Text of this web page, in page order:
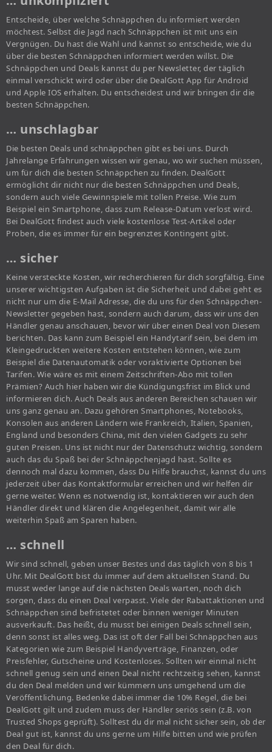
Entscheide, über welche Schnäppchen du informiert werden
möchtest. Selbst die Jagd nach Schnäppchen ist mit uns ein
Vergnügen. Du hast die Wahl und kannst so entscheide, wie du
über die besten Schnäppchen informiert werden willst. Die
Schnäppchen und Deals kannst du per Newsletter, der täglich
einmal verschickt wird oder über die DealGott App für Android
und Apple IOS erhalten. Du entscheidest und wir bringen dir die
besten Schnäppchen.
… unschlagbar
Die besten Deals und schnäppchen gibt es bei uns. Durch
Jahrelange Erfahrungen wissen wir genau, wo wir suchen müssen,
um für dich die besten Schnäppchen zu finden. DealGott
ermöglicht dir nicht nur die besten Schnäppchen und Deals,
sondern auch viele Gewinnspiele mit tollen Preise. Wie zum
Beispiel ein Smartphone, dass zum Release-Datum verlost wird.
Bei DealGott findest auch viele kostenlose Test-Artikel oder
Proben, die es immer für ein begrenztes Kontingent gibt.
… sicher
Keine versteckte Kosten, wir recherchieren für dich sorgfältig. Eine
unserer wichtigsten Aufgaben ist die Sicherheit und dabei geht es
nicht nur um die E-Mail Adresse, die du uns für den Schnäppchen-
Newsletter gegeben hast, sondern auch darum, dass wir uns den
Händler genau anschauen, bevor wir über einen Deal von Diesem
berichten. Das kann zum Beispiel ein Handytarif sein, bei dem im
Kleingedruckten weitere Kosten entstehen können, wie zum
Beispiel die Datenautomatik oder voraktivierte Optionen bei
Tarifen. Wie wäre es mit einem Zeitschriften-Abo mit tollen
Prämien? Auch hier haben wir die Kündigungsfrist im Blick und
informieren dich. Auch Deals aus anderen Bereichen schauen wir
uns ganz genau an. Dazu gehören Smartphones, Notebooks,
Konsolen aus anderen Ländern wie Frankreich, Italien, Spanien,
England und besonders China, mit den vielen Gadgets zu sehr
guten Preisen. Uns ist nicht nur der Datenschutz wichtig, sondern
auch das du Spaß bei der Schnäppchenjagd hast. Sollte es
dennoch mal dazu kommen, dass Du Hilfe brauchst, kannst du uns
jederzeit über das Kontaktformular erreichen und wir helfen dir
gerne weiter. Wenn es notwendig ist, kontaktieren wir auch den
Händler direkt und klären die Angelegenheit, damit wir alle
weiterhin Spaß am Sparen haben.
… schnell
Wir sind schnell, geben unser Bestes und das täglich von 8 bis 1
Uhr. Mit DealGott bist du immer auf dem aktuellsten Stand. Du
musst weder lange auf die nächsten Deals warten, noch dich
sorgen, dass du einen Deal verpasst. Viele der Rabattaktionen und
Schnäppchen sind befristetet oder binnen weniger Minuten
ausverkauft. Das heißt, du musst bei einigen Deals schnell sein,
denn sonst ist alles weg. Das ist oft der Fall bei Schnäppchen aus
Kategorien wie zum Beispiel Handyverträge, Finanzen, oder
Preisfehler, Gutscheine und Kostenloses. Sollten wir einmal nicht
schnell genug sein und einen Deal nicht rechtzeitig sehen, kannst
du den Deal melden und wir kümmern uns umgehend um die
Veröffentlichung. Bedenke dabei immer die 10% Regel, die bei
DealGott gilt und zudem muss der Händler seriös sein (z.B. von
Trusted Shops geprüft). Solltest du dir mal nicht sicher sein, ob der
Deal gut ist, kannst du uns gerne um Hilfe bitten und wie prüfen
den Deal für dich.